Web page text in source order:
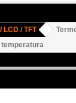
LCD / TFT
temperatura